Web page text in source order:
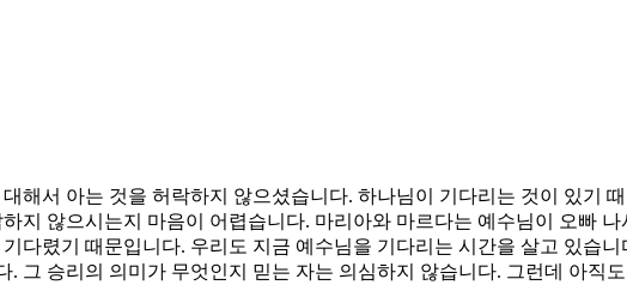
해서 아는 것을 허락하지 않으셨습니다. 하나님이 기다리는 것이 있기
지 않으시는지 마음이 어렵습니다. 마리아와 마르다는 예수님이 오빠
다렸기 때문입니다. 우리도 지금 예수님을 기다리는 시간을 살고 있습
승리의 의미가 무엇인지 믿는 자는 의심하지 않습니다. 그런데 아직